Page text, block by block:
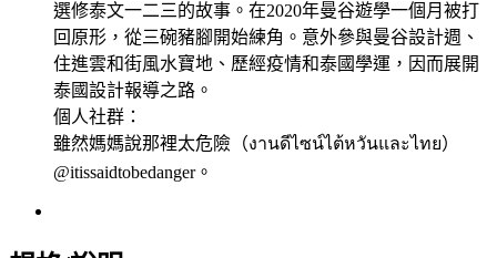
選修泰文一二三的故事。在2020年曼谷遊學一個月被打
回原形，從三碗豬腳開始練角。意外參與曼谷設計週、
住進雲和街風水寶地、歷經疫情和泰國學運，因而展開
泰國設計報導之路。
個人社群：
雖然媽媽說那裡太危險（งานดีไซน์ไต้หวันและไทย）
@itissaidtobedanger。